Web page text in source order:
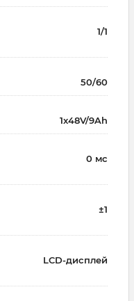
1/1
50/60
1x48V/9Ah
0 мс
±1
LCD-дисплей